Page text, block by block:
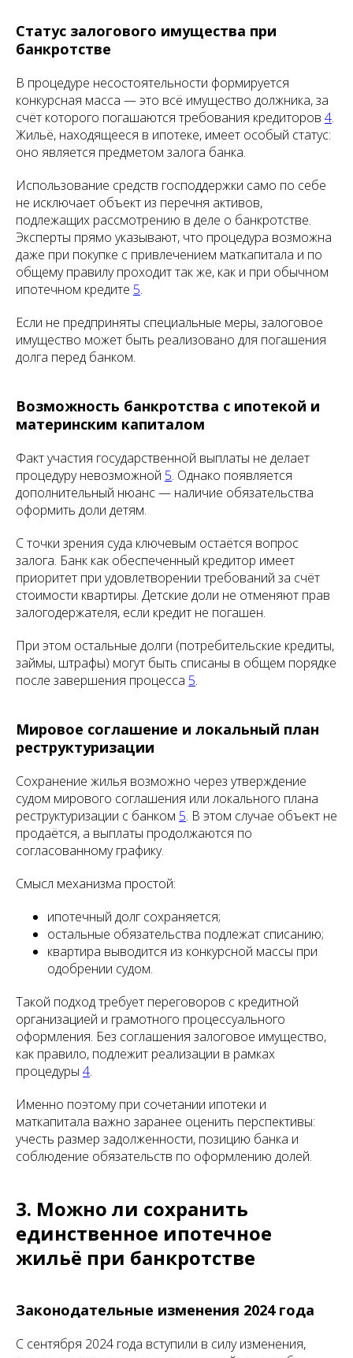
Статус залогового имущества при
банкротстве
В процедуре несостоятельности формируется
конкурсная масса — это всё имущество должника, за
счёт которого погашаются требования кредиторов 4.
Жильё, находящееся в ипотеке, имеет особый статус:
оно является предметом залога банка.
Использование средств господдержки само по себе
не исключает объект из перечня активов,
подлежащих рассмотрению в деле о банкротстве.
Эксперты прямо указывают, что процедура возможна
даже при покупке с привлечением маткапитала и по
общему правилу проходит так же, как и при обычном
ипотечном кредите 5.
Если не предприняты специальные меры, залоговое
имущество может быть реализовано для погашения
долга перед банком.
Возможность банкротства с ипотекой и
материнским капиталом
Факт участия государственной выплаты не делает
процедуру невозможной 5. Однако появляется
дополнительный нюанс — наличие обязательства
оформить доли детям.
С точки зрения суда ключевым остаётся вопрос
залога. Банк как обеспеченный кредитор имеет
приоритет при удовлетворении требований за счёт
стоимости квартиры. Детские доли не отменяют прав
залогодержателя, если кредит не погашен.
При этом остальные долги (потребительские кредиты,
займы, штрафы) могут быть списаны в общем порядке
после завершения процесса 5.
Мировое соглашение и локальный план
реструктуризации
Сохранение жилья возможно через утверждение
судом мирового соглашения или локального плана
реструктуризации с банком 5. В этом случае объект не
продаётся, а выплаты продолжаются по
согласованному графику.
Смысл механизма простой:
ипотечный долг сохраняется;
остальные обязательства подлежат списанию;
квартира выводится из конкурсной массы при
одобрении судом.
Такой подход требует переговоров с кредитной
организацией и грамотного процессуального
оформления. Без соглашения залоговое имущество,
как правило, подлежит реализации в рамках
процедуры 4.
Именно поэтому при сочетании ипотеки и
маткапитала важно заранее оценить перспективы:
учесть размер задолженности, позицию банка и
соблюдение обязательств по оформлению долей.
3. Можно ли сохранить
единственное ипотечное
жильё при банкротстве
Законодательные изменения 2024 года
С сентября 2024 года вступили в силу изменения,